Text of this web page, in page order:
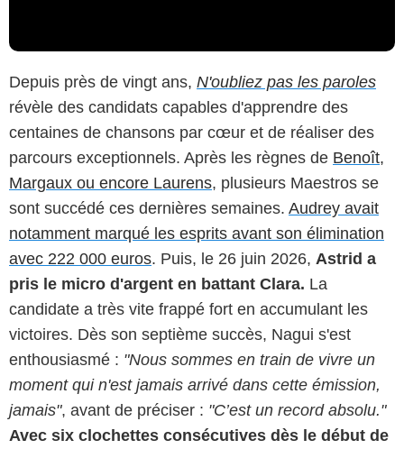
Depuis près de vingt ans, N'oubliez pas les paroles
révèle des candidats capables d'apprendre des
centaines de chansons par cœur et de réaliser des
parcours exceptionnels. Après les règnes de Benoît,
Margaux ou encore Laurens, plusieurs Maestros se
sont succédé ces dernières semaines. Audrey avait
notamment marqué les esprits avant son élimination
avec 222 000 euros. Puis, le 26 juin 2026, Astrid a
pris le micro d'argent en battant Clara. La
candidate a très vite frappé fort en accumulant les
victoires. Dès son septième succès, Nagui s'est
enthousiasmé : "Nous sommes en train de vivre un
moment qui n'est jamais arrivé dans cette émission,
jamais", avant de préciser : "C’est un record absolu."
Avec six clochettes consécutives dès le début de